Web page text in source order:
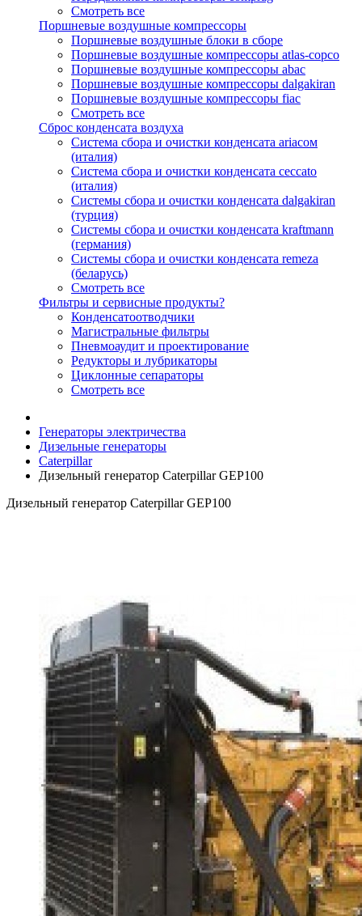
Смотреть все
Поршневые воздушные компрессоры
Поршневые воздушные блоки в сборе
Поршневые воздушные компрессоры atlas-copco
Поршневые воздушные компрессоры abac
Поршневые воздушные компрессоры dalgakiran
Поршневые воздушные компрессоры fiac
Смотреть все
Сброс конденсата воздуха
Система сбора и очистки конденсата ariacом
(италия)
Система сбора и очистки конденсата ceccato
(италия)
Системы сбора и очистки конденсата dalgakiran
(турция)
Системы сбора и очистки конденсата kraftmann
(германия)
Системы сбора и очистки конденсата remeza
(беларусь)
Смотреть все
Фильтры и сервисные продукты?
Конденсатоотводчики
Магистральные фильтры
Пневмоаудит и проектирование
Редукторы и лубрикаторы
Циклонные сепараторы
Смотреть все
Генераторы электричества
Дизельные генераторы
Caterpillar
Дизельный генератор Caterpillar GEP100
Дизельный генератор Caterpillar GEP100